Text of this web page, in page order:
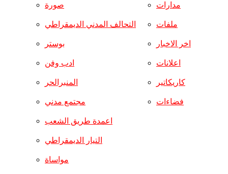
صورة
التحالف المدني الديمقراطي
بوستر
ادب وفن
المنبرالحر
مجتمع مدني
مدارات
ملفات
اخر الاخبار
اعلانات
كاريكاتير
فضاءات
اعمدة طريق الشعب
التيار الديمقراطي
مواساة